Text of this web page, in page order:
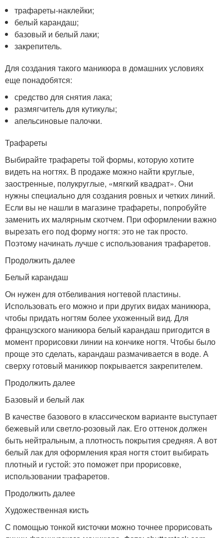
трафареты-наклейки;
белый карандаш;
базовый и белый лаки;
закрепитель.
Для создания такого маникюра в домашних условиях
еще понадобятся:
средство для снятия лака;
размягчитель для кутикулы;
апельсиновые палочки.
Трафареты
Выбирайте трафареты той формы, которую хотите
видеть на ногтях. В продаже можно найти круглые,
заостренные, полукруглые, «мягкий квадрат». Они
нужны специально для создания ровных и четких линий.
Если вы не нашли в магазине трафареты, попробуйте
заменить их малярным скотчем. При оформлении важно
вырезать его под форму ногтя: это не так просто.
Поэтому начинать лучше с использования трафаретов.
Продолжить далее
Белый карандаш
Он нужен для отбеливания ногтевой пластины.
Использовать его можно и при других видах маникюра,
чтобы придать ногтям более ухоженный вид. Для
французского маникюра белый карандаш пригодится в
момент прорисовки линии на кончике ногтя. Чтобы было
проще это сделать, карандаш размачивается в воде. А
сверху готовый маникюр покрывается закрепителем.
Продолжить далее
Базовый и белый лак
В качестве базового в классическом варианте выступает
бежевый или светло-розовый лак. Его оттенок должен
быть нейтральным, а плотность покрытия средняя. А вот
белый лак для оформления края ногтя стоит выбирать
плотный и густой: это поможет при прорисовке,
использовании трафаретов.
Продолжить далее
Художественная кисть
С помощью тонкой кисточки можно точнее прорисовать